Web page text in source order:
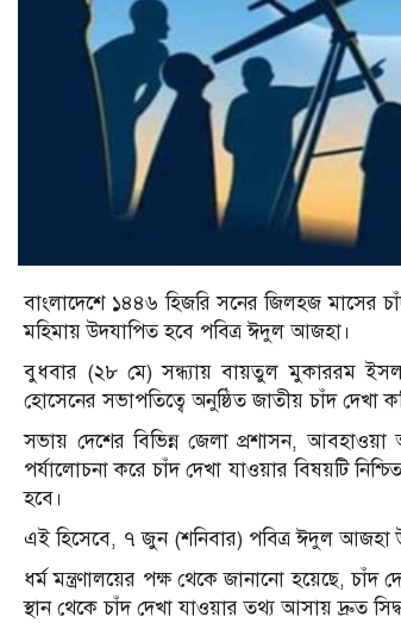
বাংলাদেশে ১৪৪৬ হিজরি সনের জিলহজ মাসের
মহিমায় উদযাপিত হবে পবিত্র ঈদুল আজহা।
বুধবার (২৮ মে) সন্ধ্যায় বায়তুল মুকাররম
হোসেনের সভাপতিত্বে অনুষ্ঠিত জাতীয় চাঁদ দেখা
সভায় দেশের বিভিন্ন জেলা প্রশাসন, আবহাওয়া
পর্যালোচনা করে চাঁদ দেখা যাওয়ার বিষয়টি
হবে।
এই হিসেবে, ৭ জুন (শনিবার) পবিত্র ঈদুল আজহা
ধর্ম মন্ত্রণালয়ের পক্ষ থেকে জানানো হয়েছে, চাঁদ
স্থান থেকে চাঁদ দেখা যাওয়ার তথ্য আসায় দ্রুত